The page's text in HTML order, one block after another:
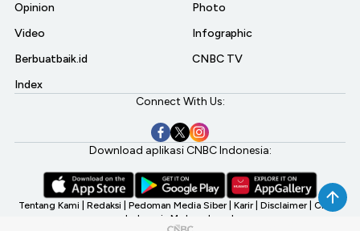
Opinion
Video
Berbuatbaik.id
Index
Photo
Infographic
CNBC TV
Connect With Us:
Download aplikasi CNBC Indonesia:
Tentang Kami Redaksi Pedoman Media Siber Karir Disclaimer CNBC
Indonesia My Investment